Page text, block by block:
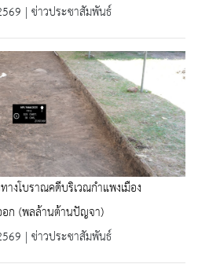
| ข่าวประชาสัมพันธ์
งโบราณคดีบริเวณกำแพงเมือง
ก (พลล้านต้านปัญจา)
| ข่าวประชาสัมพันธ์